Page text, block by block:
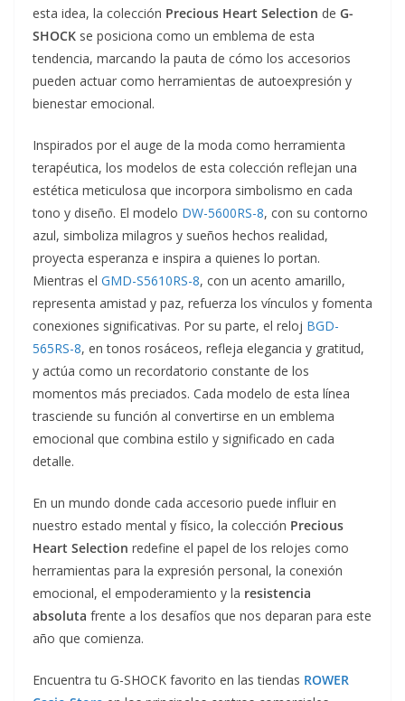
esta idea, la colección Precious Heart Selection de G-
SHOCK se posiciona como un emblema de esta
tendencia, marcando la pauta de cómo los accesorios
pueden actuar como herramientas de autoexpresión y
bienestar emocional.
Inspirados por el auge de la moda como herramienta
terapéutica, los modelos de esta colección reflejan una
estética meticulosa que incorpora simbolismo en cada
tono y diseño. El modelo DW-5600RS-8, con su contorno
azul, simboliza milagros y sueños hechos realidad,
proyecta esperanza e inspira a quienes lo portan.
Mientras el GMD-S5610RS-8, con un acento amarillo,
representa amistad y paz, refuerza los vínculos y fomenta
conexiones significativas. Por su parte, el reloj BGD-
565RS-8, en tonos rosáceos, refleja elegancia y gratitud,
y actúa como un recordatorio constante de los
momentos más preciados. Cada modelo de esta línea
trasciende su función al convertirse en un emblema
emocional que combina estilo y significado en cada
detalle.
En un mundo donde cada accesorio puede influir en
nuestro estado mental y físico, la colección Precious
Heart Selection redefine el papel de los relojes como
herramientas para la expresión personal, la conexión
emocional, el empoderamiento y la resistencia
absoluta frente a los desafíos que nos deparan para este
año que comienza.
Encuentra tu G-SHOCK favorito en las tiendas ROWER